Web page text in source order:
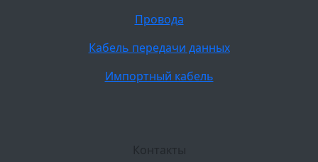
Провода
Кабель передачи данных
Импортный кабель
Контакты